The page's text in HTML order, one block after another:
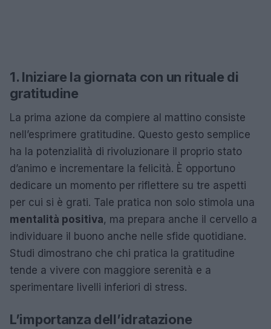
1. Iniziare la giornata con un rituale di
gratitudine
La prima azione da compiere al mattino consiste
nell’esprimere gratitudine. Questo gesto semplice
ha la potenzialità di rivoluzionare il proprio stato
d’animo e incrementare la felicità. È opportuno
dedicare un momento per riflettere su tre aspetti
per cui si è grati. Tale pratica non solo stimola una
mentalità positiva, ma prepara anche il cervello a
individuare il buono anche nelle sfide quotidiane.
Studi dimostrano che chi pratica la gratitudine
tende a vivere con maggiore serenità e a
sperimentare livelli inferiori di stress.
L’importanza dell’idratazione